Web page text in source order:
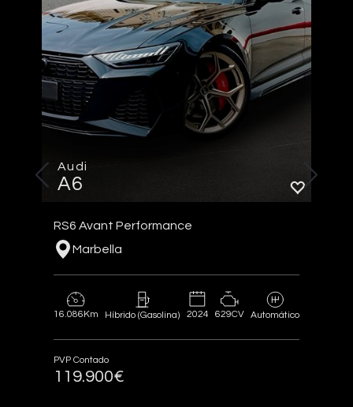
Audi
A6
RS6 Avant Performance
Marbella
16.086Km Híbrido (Gasolina) 2024 629CV Automático
PVP Contado
119.900€